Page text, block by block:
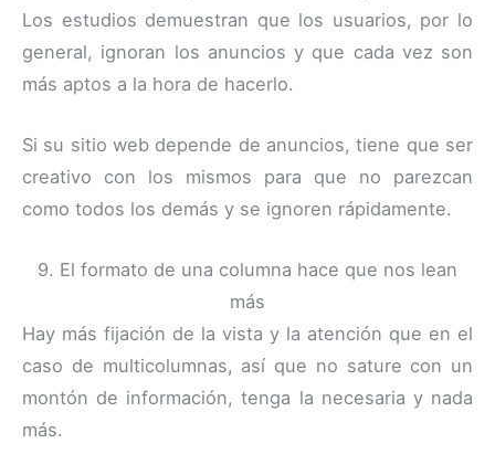
Los estudios demuestran que los usuarios, por lo
general, ignoran los anuncios y que cada vez son
más aptos a la hora de hacerlo.
Si su sitio web depende de anuncios, tiene que ser
creativo con los mismos para que no parezcan
como todos los demás y se ignoren rápidamente.
9. El formato de una columna hace que nos lean
más
Hay más fijación de la vista y la atención que en el
caso de multicolumnas, así que no sature con un
montón de información, tenga la necesaria y nada
más.